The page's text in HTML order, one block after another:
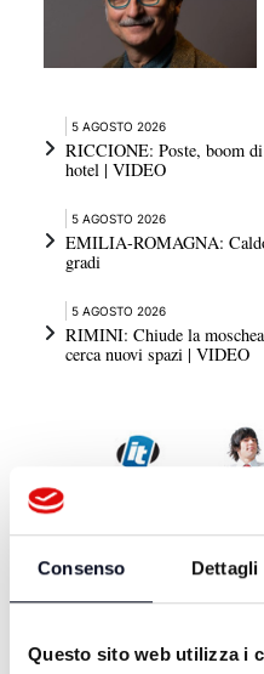
Consenso Dettagli
Questo sito web utilizza i
5 AGOSTO 2026
RICCIONE: Poste, boom
hotel | VIDEO
5 AGOSTO 2026
EMILIA-ROMAGNA:
gradi
5 AGOSTO 2026
RIMINI: Chiude la
cerca nuovi spazi | VIDEO